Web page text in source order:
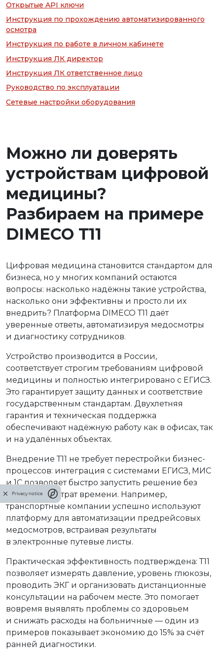
Открытые API ключи
Инструкция по прохождению автоматизированного
осмотра
Инструкция по работе в личном кабинете
Инструкция ЛК директор
Инструкция ЛК ответственное лицо
Руководство по эксплуатации
Сетевые настройки оборудования
Можно ли доверять
устройствам цифровой
медицины?
Разбираем на примере
DIMECO Т11
Цифровая медицина становится стандартом для
бизнеса, но у многих компаний остаются
вопросы: насколько надёжны такие устройства,
насколько они эффективны и просто ли их
внедрить? Платформа DIMECO Т11 даёт
уверенные ответы, автоматизируя медосмотры
и диагностику сотрудников.
Устройство производится в России,
соответствует строгим требованиям цифровой
медицины и полностью интегрировано с ЕГИСЗ.
Это гарантирует защиту данных и соответствие
государственным стандартам. Двухлетняя
гарантия и техническая поддержка
обеспечивают надёжную работу как в офисах, так
и на удалённых объектах.
Внедрение Т11 не требует перестройки бизнес-
процессов: интеграция с системами ЕГИСЗ, МИС
и 1С позволяет быстро запустить решение без
серьёзных затрат времени. Например,
транспортные компании успешно используют
платформу для автоматизации предрейсовых
медосмотров, встраивая результаты
в электронные путевые листы.
Практическая эффективность подтверждена: Т11
позволяет измерять давление, уровень глюкозы,
проводить ЭКГ и организовать дистанционные
консультации на рабочем месте. Это помогает
вовремя выявлять проблемы со здоровьем
и снижать расходы на больничные — один из
примеров показывает экономию до 15% за счёт
ранней диагностики.
Privacy notice